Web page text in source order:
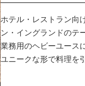
ホテル・レストラン向
ン・イングランドのテ
業務用のヘビーユース
ユニークな形で料理を